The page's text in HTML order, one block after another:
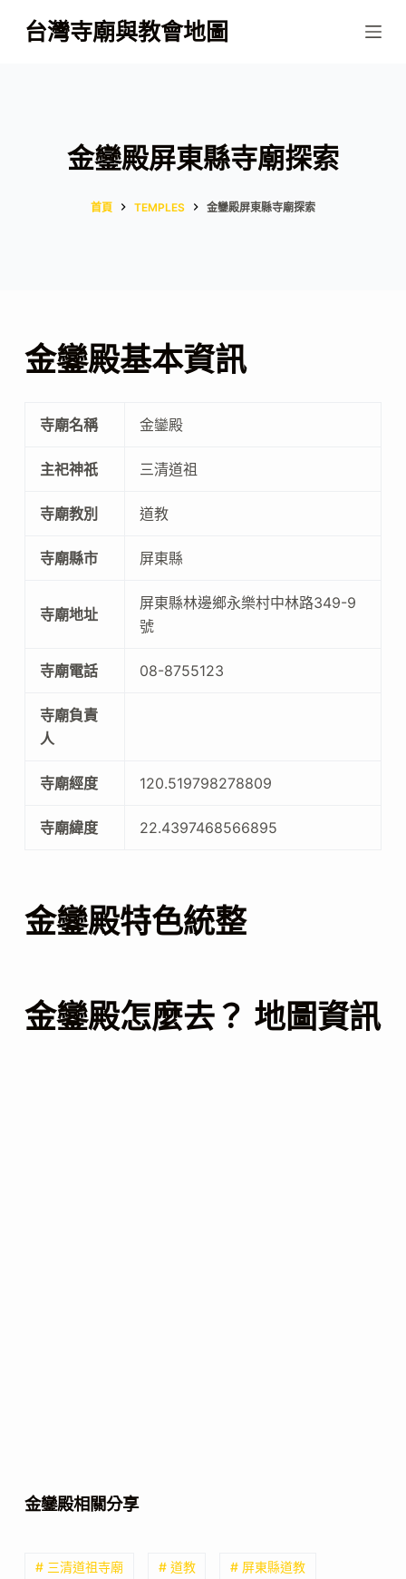
跳
至
台灣寺廟與教會地圖
金鑾殿屏東縣寺廟探索
首頁 TEMPLES 金鑾殿屏東縣寺廟探索
金鑾殿基本資訊
寺廟名稱 金鑾殿
主祀神祇 三清道祖
寺廟教別 道教
寺廟縣市 屏東縣
寺廟地址
屏東縣林邊鄉永樂村中林路349-9
號
寺廟電話 08-8755123
寺廟負責
人
寺廟經度 120.519798278809
寺廟緯度 22.4397468566895
金鑾殿特色統整
金鑾殿怎麼去？ 地圖資訊
金鑾殿相關分享
# 三清道祖寺廟 # 道教 # 屏東縣道教